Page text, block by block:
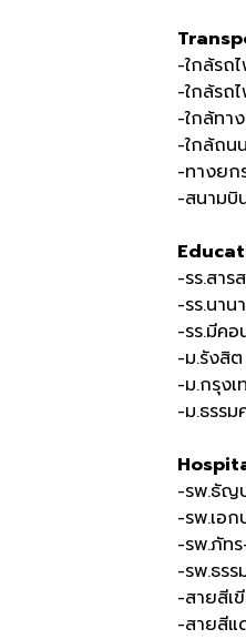
-ใกล้รถ
-ใกล้รถ
-ใกล้ทา
-ใกล้ถน
-ทางยก
-สนามบิ
-รร.สา
-รร.นาน
-รร.มีค
-ม.รังสิต
-ม.กรุงเ
-ม.ธรรม
-รพ.ธัญ
-รพ.เอ
-รพ.ภัท
-รพ.ธรร
-สายสีเ
-สายสีแ